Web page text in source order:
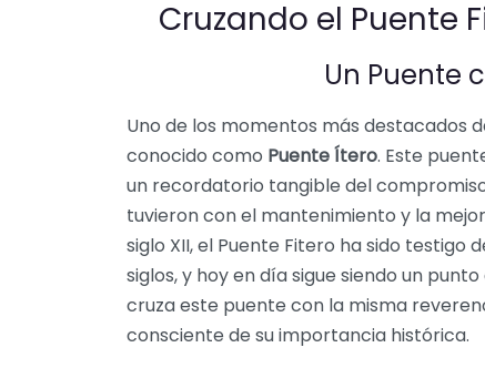
Cruzando el Puente
Un Puente
Uno de los momentos más destacados
conocido como Puente Ítero. Este
un recordatorio tangible del
tuvieron con el mantenimiento y la
siglo XII, el Puente Fitero ha sido testigo
siglos, y hoy en día sigue siendo un
cruza este puente con la misma
consciente de su importancia histórica.